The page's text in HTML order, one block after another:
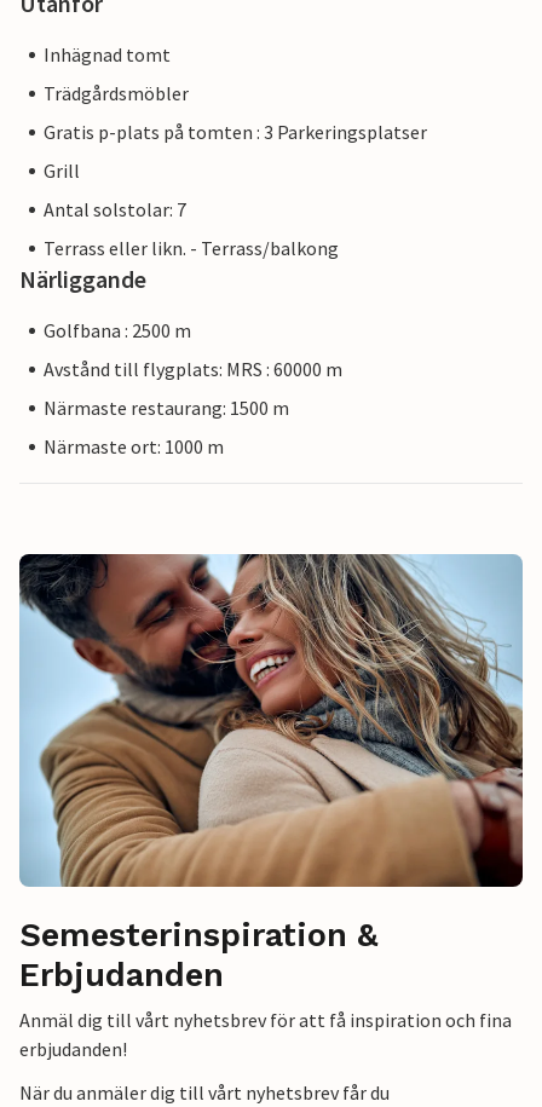
Inhägnad tomt
Trädgårdsmöbler
Gratis p-plats på tomten : 3 Parkeringsplatser
Grill
Antal solstolar: 7
Terrass eller likn. - Terrass/balkong
Närliggande
Golfbana : 2500 m
Avstånd till flygplats: MRS : 60000 m
Närmaste restaurang: 1500 m
Närmaste ort: 1000 m
Semesterinspiration &
Erbjudanden
Anmäl dig till vårt nyhetsbrev för att få inspiration och fina
erbjudanden!
När du anmäler dig till vårt nyhetsbrev får du